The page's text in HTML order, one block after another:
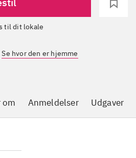
Se hvor den er hjemme
om Anmeldelser Udgaver